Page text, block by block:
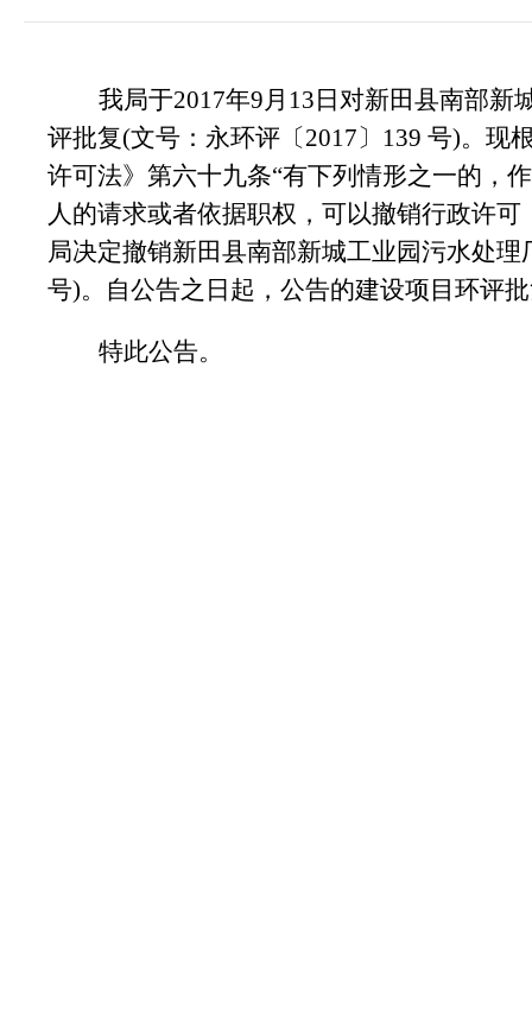
我局于2017年9月13日对新田县南部
评批复(文号：永环评〔2017〕139 号)。现
许可法》第六十九条“有下列情形之一的，
人的请求或者依据职权，可以撤销行政许
局决定撤销新田县南部新城工业园污水处
号)。自公告之日起，公告的建设项目环评
特此公告。